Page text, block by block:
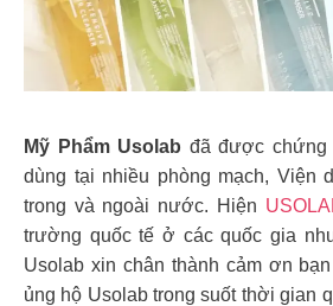
Mỹ Phẩm Usolab đã được chứng
dùng tại nhiều phòng mạch, Viện
trong và ngoài nước. Hiện
trường quốc tế ở các quốc gia
Usolab xin chân thành cảm ơn
ủng hộ Usolab trong suốt thời gian